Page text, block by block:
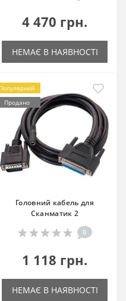
4 470 грн.
НЕМАЄ В НАЯВНОСТІ
Популярний
Продано
Головний кабель для
Сканматик 2
0
1 118 грн.
НЕМАЄ В НАЯВНОСТІ